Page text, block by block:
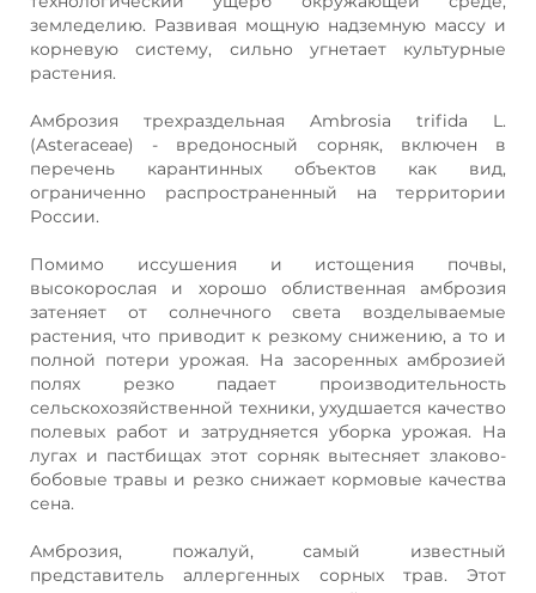
земледелию. Развивая мощную надземную массу и
корневую систему, сильно угнетает культурные
растения.
Амброзия трехраздельная Ambrosia trifida L.
(Asteraceae) - вредоносный сорняк, включен в
перечень карантинных объектов как вид,
ограниченно распространенный на территории
России.
Помимо иссушения и истощения почвы,
высокорослая и хорошо облиственная амброзия
затеняет от солнечного света возделываемые
растения, что приводит к резкому снижению, а то и
полной потери урожая. На засоренных амброзией
полях резко падает производительность
сельскохозяйственной техники, ухудшается качество
полевых работ и затрудняется уборка урожая. На
лугах и пастбищах этот сорняк вытесняет злаково-
бобовые травы и резко снижает кормовые качества
сена.
Амброзия, пожалуй, самый известный
представитель аллергенных сорных трав. Этот